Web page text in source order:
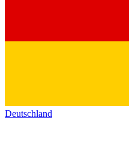
Deutschland